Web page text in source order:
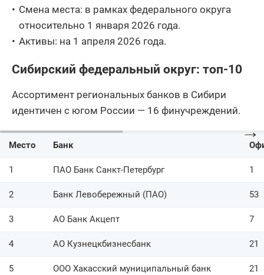
Смена места: в рамках федерального округа
относительно 1 января 2026 года.
Активы: на 1 апреля 2026 года.
Сибирский федеральный округ: топ-10
Ассортимент региональных банков в Сибири
идентичен с югом России — 16 финучреждений.
→
Место Банк
1 ПАО Банк Санкт-Петербург 1
2 Банк Левобережный (ПАО) 53
3 АО Банк Акцепт 7
4 АО Кузнецкбизнесбанк 21
5 ООО Хакасский муниципальный банк 21